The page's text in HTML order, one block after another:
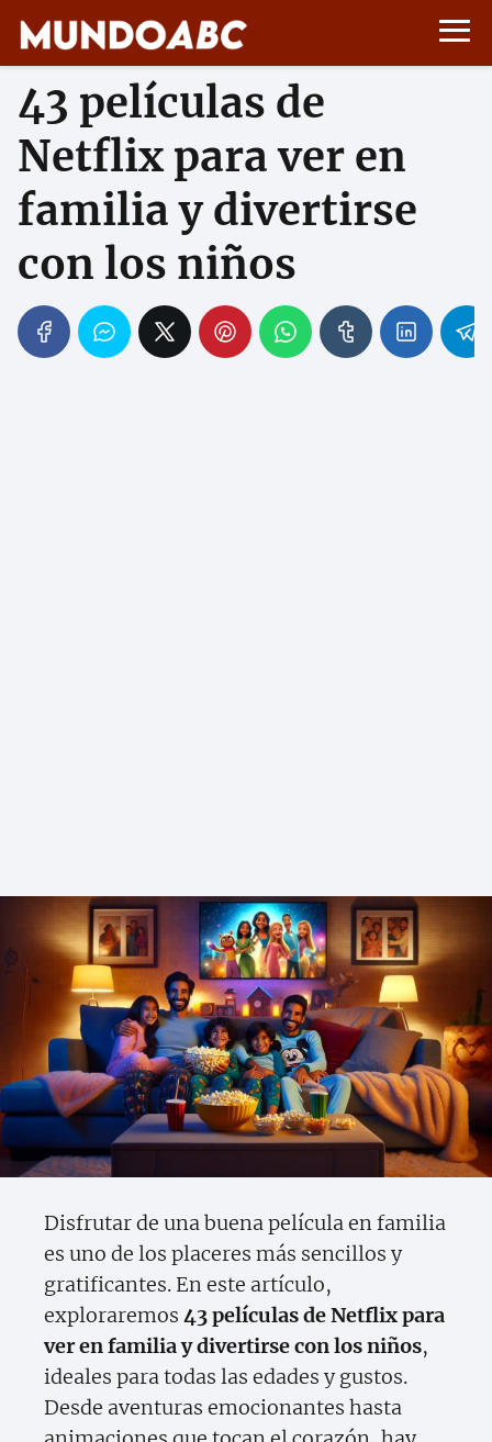
43 películas de
Netflix para ver en
familia y divertirse
con los niños
Disfrutar de una buena película en familia
es uno de los placeres más sencillos y
gratificantes. En este artículo,
exploraremos 43 películas de Netflix para
ver en familia y divertirse con los niños,
ideales para todas las edades y gustos.
Desde aventuras emocionantes hasta